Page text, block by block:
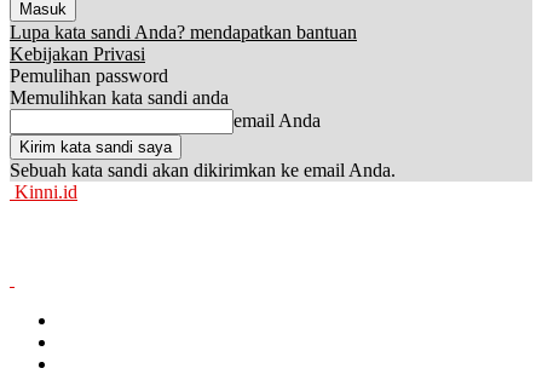
Lupa kata sandi Anda? mendapatkan bantuan
Kebijakan Privasi
Pemulihan password
Memulihkan kata sandi anda
email Anda
Sebuah kata sandi akan dikirimkan ke email Anda.
Kinni.id